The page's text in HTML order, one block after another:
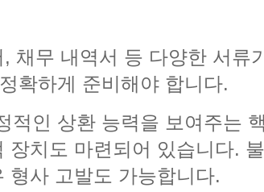
채무 내역서 등 다양한 서류
확하게 준비해야 합니다.
적인 상환 능력을 보여주는
장치도 마련되어 있습니다.
형사 고발도 가능합니다.